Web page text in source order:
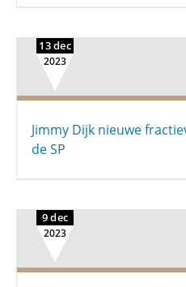
13 dec
2023
Jimmy Dijk nieuwe
de SP
9 dec
2023